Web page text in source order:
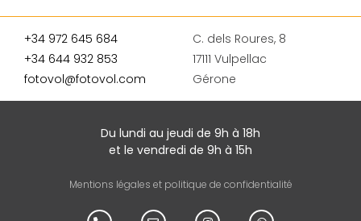
+34 972 645 684
+34 644 932 853
fotovol@fotovol.com
C. dels Roures, 8
17111 Vulpellac
Gérone
Du lundi au jeudi de 9h à 18h
et le vendredi de 9h à 15h
Mentions légales et politique de confidentialité